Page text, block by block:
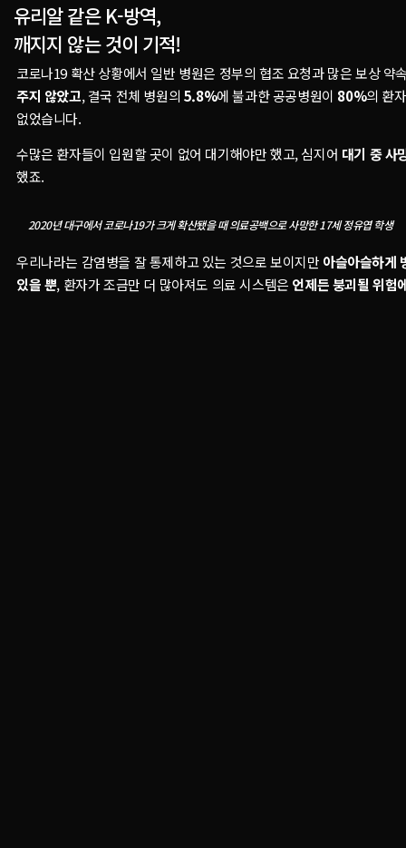
유리알 같은 K-방역,
깨지지 않는 것이 기적!
코로나19 확산 상황에서 일반 병원은 정부의 협조 요청과 많은 보상 약
주지 않았고, 결국 전체 병원의 5.8%에 불과한 공공병원이 80%의 환
없었습니다.
수많은 환자들이 입원할 곳이 없어 대기해야만 했고, 심지어 대기 중 사
했죠.
2020년 대구에서 코로나19가 크게 확산됐을 때 의료공백으로 사망한 17세 정유엽 학생
우리나라는 감염병을 잘 통제하고 있는 것으로 보이지만 아슬아슬하게
있을 뿐, 환자가 조금만 더 많아져도 의료 시스템은 언제든 붕괴될 위험